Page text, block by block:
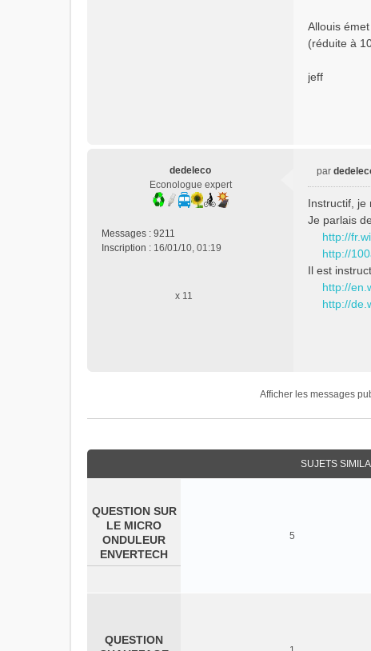
Allouis
(réduite à
jeff
dedeleco
Econologue expert
Messages : 9211
Inscription : 16/01/10, 01:19
x 11
s
s
e
par
Instructif, je
Je parlais
http://
http://
Il est
http://
http://
Afficher les messages
SUJETS
QUESTION SUR
LE MICRO
ONDULEUR
ENVERTECH
5
QUESTION